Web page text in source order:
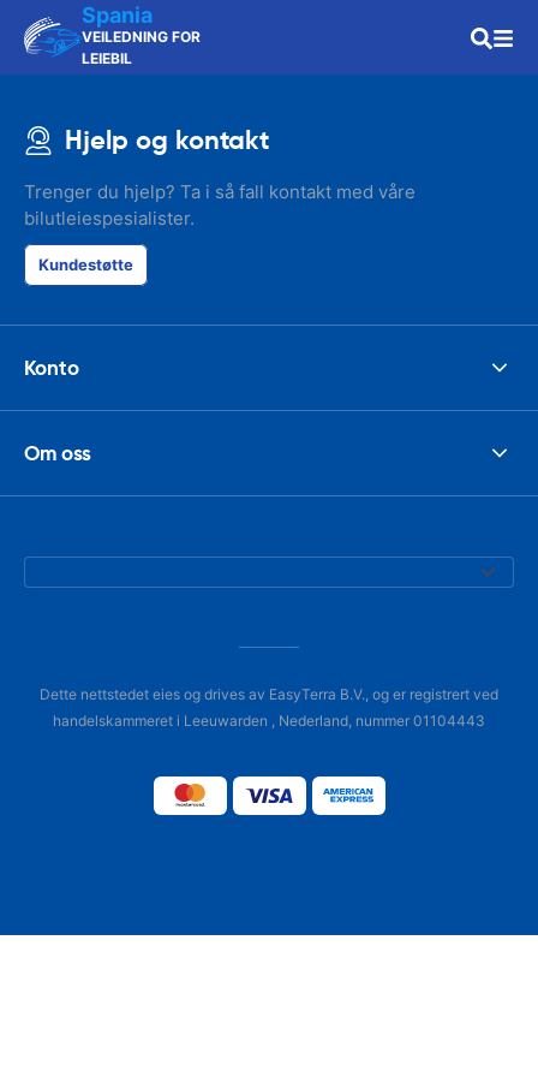
Spania
VEILEDNING FOR
LEIEBIL
Hjelp og kontakt
Trenger du hjelp? Ta i så fall kontakt med våre
bilutleiespesialister.
Kundestøtte
Konto
Om oss
Dette nettstedet eies og drives av EasyTerra B.V., og er registrert ved
handelskammeret i Leeuwarden , Nederland, nummer 01104443